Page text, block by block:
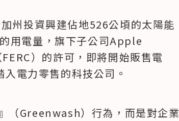
州投資興建佔地526公頃的太陽能
用電量，旗下子公司Apple
）的許可，即將開始販售電
電力零售的科技公司。
（Greenwash）行為，而是對企業